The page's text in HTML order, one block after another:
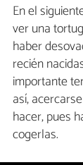
En el
ver una
haber
recién
importante
así,
hacer, pues
cogerlas.